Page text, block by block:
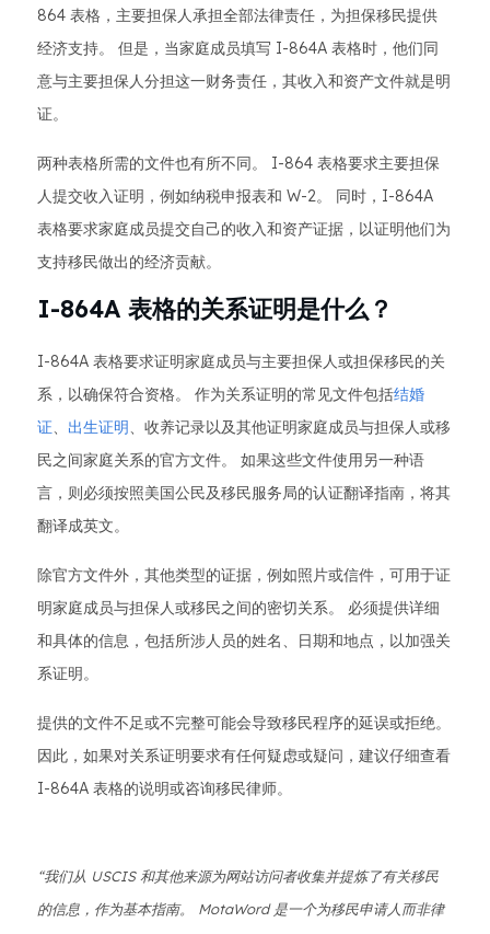
864 表格，主要担保人承担全部法律责任，为担保移民提供
经济支持。 但是，当家庭成员填写 I-864A 表格时，他们同
意与主要担保人分担这一财务责任，其收入和资产文件就是明
证。
两种表格所需的文件也有所不同。 I-864 表格要求主要担保
人提交收入证明，例如纳税申报表和 W-2。 同时，I-864A
表格要求家庭成员提交自己的收入和资产证据，以证明他们为
支持移民做出的经济贡献。
I-864A 表格的关系证明是什么？
I-864A 表格要求证明家庭成员与主要担保人或担保移民的关
系，以确保符合资格。 作为关系证明的常见文件包括结婚
证、 出生证明、收养记录以及其他证明家庭成员与担保人或移
民之间家庭关系的官方文件。 如果这些文件使用另一种语
言，则必须按照美国公民及移民服务局的认证翻译指南，将其
翻译成英文。
除官方文件外，其他类型的证据，例如照片或信件，可用于证
明家庭成员与担保人或移民之间的密切关系。 必须提供详细
和具体的信息，包括所涉人员的姓名、日期和地点，以加强关
系证明。
提供的文件不足或不完整可能会导致移民程序的延误或拒绝。
因此，如果对关系证明要求有任何疑虑或疑问，建议仔细查看
I-864A 表格的说明或咨询移民律师。
“我们从 USCIS 和其他来源为网站访问者收集并提炼了有关移民
的信息，作为基本指南。 MotaWord 是一个为移民申请人而非律